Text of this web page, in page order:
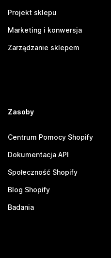
Projekt sklepu
Marketing i konwersja
Zarządzanie sklepem
Zasoby
Centrum Pomocy Shopify
Dokumentacja API
Społeczność Shopify
Blog Shopify
Badania